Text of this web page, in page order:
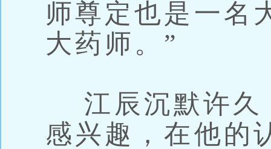
师尊定也是一名
大药师。”
江辰沉默许久
感兴趣，在他的